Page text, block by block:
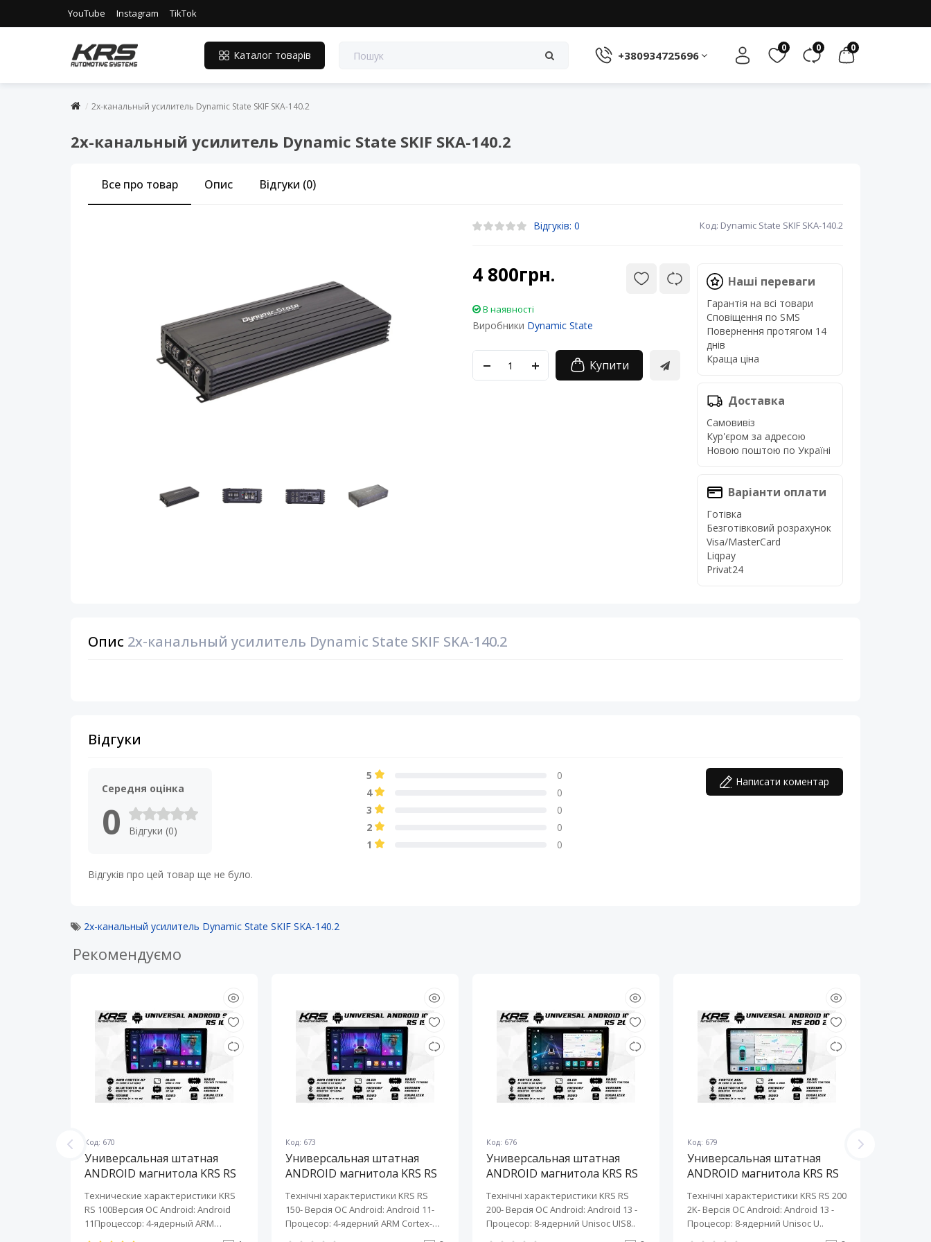
YouTube Instagram TikTok
Каталог товарів +380934725696
0 0 0
2х-канальный усилитель Dynamic State SKIF SKA-140.2
2х-канальный усилитель Dynamic State SKIF SKA-140.2
Все про товар Опис Відгуки (0)
Відгуків: 0 Код: Dynamic State SKIF SKA-140.2
4 800грн.
В наявності
Виробники Dynamic State
Купити
Наші переваги
Гарантія на всі товари
Сповіщення по SMS
Повернення протягом 14
днів
Краща ціна
Доставка
Самовивіз
Кур'єром за адресою
Новою поштою по Україні
Варіанти оплати
Готівка
Безготівковий розрахунок
Visa/MasterCard
Liqpay
Privat24
Опис 2х-канальный усилитель Dynamic State SKIF SKA-140.2
Відгуки
Середня оцінка
0 Відгуки (0)
5
0
4
0
3
0
2
0
1
0
Написати коментар
Відгуків про цей товар ще не було.
2х-канальный усилитель Dynamic State SKIF SKA-140.2
Рекомендуємо
Код: 670
Универсальная штатная
ANDROID магнитола KRS RS
Технические характеристики KRS
RS 100Версия ОС Android: Android
11Процессор: 4-ядерный ARM
Код: 673
Универсальная штатная
ANDROID магнитола KRS RS
Технічні характеристики KRS RS
150- Версія ОС Android: Android 11-
Процесор: 4-ядерний ARM Cortex-
Код: 676
Универсальная штатная
ANDROID магнитола KRS RS
Технічні характеристики KRS RS
200- Версія ОС Android: Android 13 ​-
Процесор: 8-ядерний Unisoc UIS8..
Код: 679
Универсальная штатная
ANDROID магнитола KRS RS
Технічні характеристики KRS RS 200
2K- Версія ОС Android: Android 13 ​-
Процесор: 8-ядерний Unisoc U..